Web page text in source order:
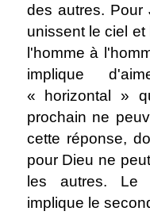
des autres. Pour
unissent le ciel
l'homme à
implique
« horizontal »
prochain ne
cette réponse,
pour Dieu ne
les autres. Le
implique le